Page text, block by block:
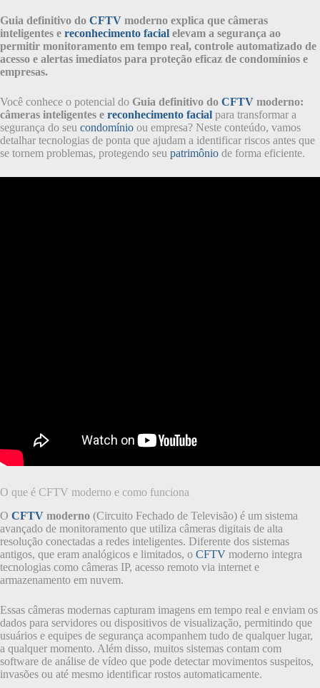
Guia definitivo do CFTV moderno explica que câmeras
inteligentes e reconhecimento facial elevam a segurança ao
permitir monitoramento em tempo real, controle automatizado de
acesso e alertas imediatos para proteção eficaz de condomínios e
empresas.
Você conhece o potencial do Guia definitivo do CFTV moderno:
câmeras inteligentes e reconhecimento facial para transformar a
segurança do seu condomínio ou empresa? Neste conteúdo, vamos
detalhar tecnologias de ponta que ajudam a identificar riscos antes que
se tornem problemas, protegendo seu patrimônio de forma eficiente.
O que é CFTV moderno e como funciona
O CFTV moderno (Circuito Fechado de Televisão) é um sistema
avançado de monitoramento que utiliza câmeras digitais de alta
resolução conectadas a redes inteligentes. Diferente dos sistemas
antigos, que eram analógicos e limitados, o CFTV moderno integra
tecnologias como câmeras IP, acesso remoto via internet e
armazenamento em nuvem.
Essas câmeras modernas capturam imagens em tempo real e enviam os
dados para servidores ou dispositivos de visualização, permitindo que
usuários e equipes de segurança acompanhem tudo de qualquer lugar,
a qualquer momento. Além disso, muitos sistemas contam com
software de análise de vídeo que pode detectar movimentos suspeitos,
invasões ou até mesmo identificar rostos automaticamente.